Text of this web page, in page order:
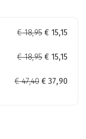
€18,95 € 15,15
€18,95 € 15,15
€47,40 € 37,90